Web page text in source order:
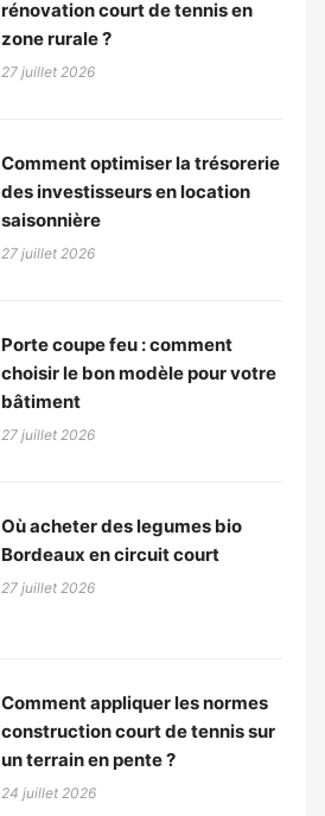
rénovation court de tennis en
zone rurale ?
27 juillet 2026
Comment optimiser la trésorerie
des investisseurs en location
saisonnière
27 juillet 2026
Porte coupe feu : comment
choisir le bon modèle pour votre
bâtiment
27 juillet 2026
Où acheter des legumes bio
Bordeaux en circuit court
27 juillet 2026
Comment appliquer les normes
construction court de tennis sur
un terrain en pente ?
24 juillet 2026